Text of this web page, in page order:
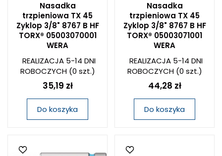
Nasadka
trzpieniowa TX 45
Zyklop 3/8" 8767 B HF
TORX® 05003070001
WERA
REALIZACJA 5-14 DNI
ROBOCZYCH(0 szt.)
35,19 zł
Do koszyka
Nasadka
trzpieniowa TX 45
Zyklop 3/8" 8767 B HF
TORX® 05003071001
WERA
REALIZACJA 5-14 DNI
ROBOCZYCH(0 szt.)
44,28 zł
Do koszyka